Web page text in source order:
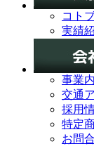
コト
実績
事業
交通
採用
特定
お問